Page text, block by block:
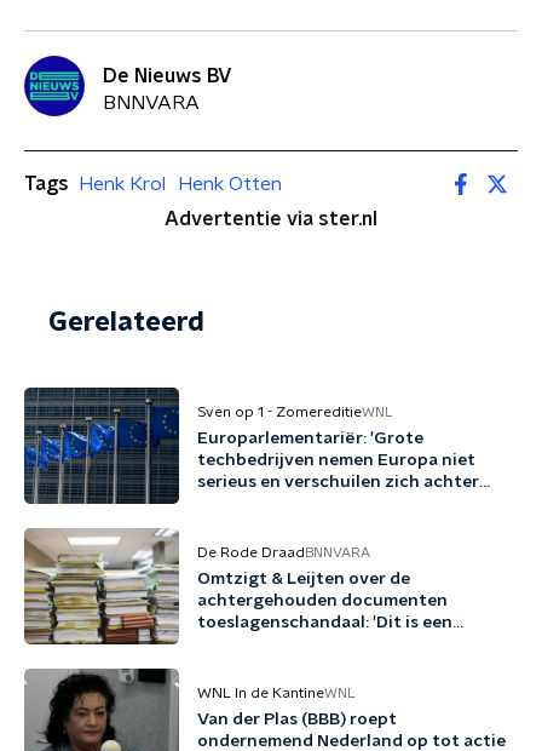
De Nieuws BV
BNNVARA
Tags Henk Krol
Henk Otten
Advertentie via ster.nl
Gerelateerd
Sven op 1 - ZomereditieWNL
Europarlementariër: 'Grote
techbedrijven nemen Europa niet
serieus en verschuilen zich achter
De Rode Draad BNNVARA
Omtzigt & Leijten over de
achtergehouden documenten
toeslagenschandaal: 'Dit is een
WNL In de KantineWNL
Van der Plas (BBB) roept
ondernemend Nederland op tot actie